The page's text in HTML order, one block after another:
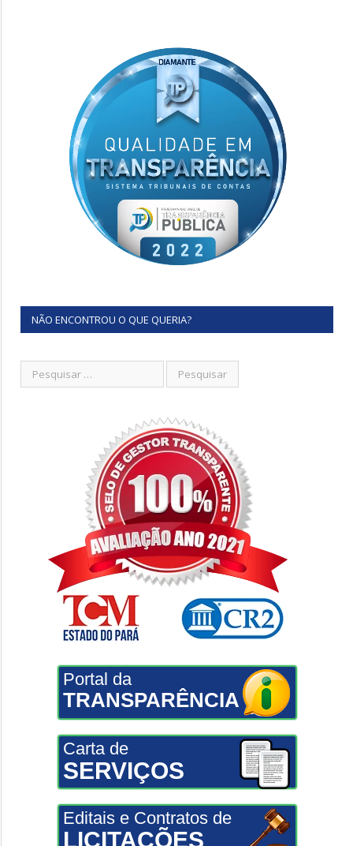
NÃO ENCONTROU O QUE QUERIA?
Portal da
TRANSPARÊNCIA
Carta de
SERVIÇOS
Editais e Contratos de
LICITAÇÕES